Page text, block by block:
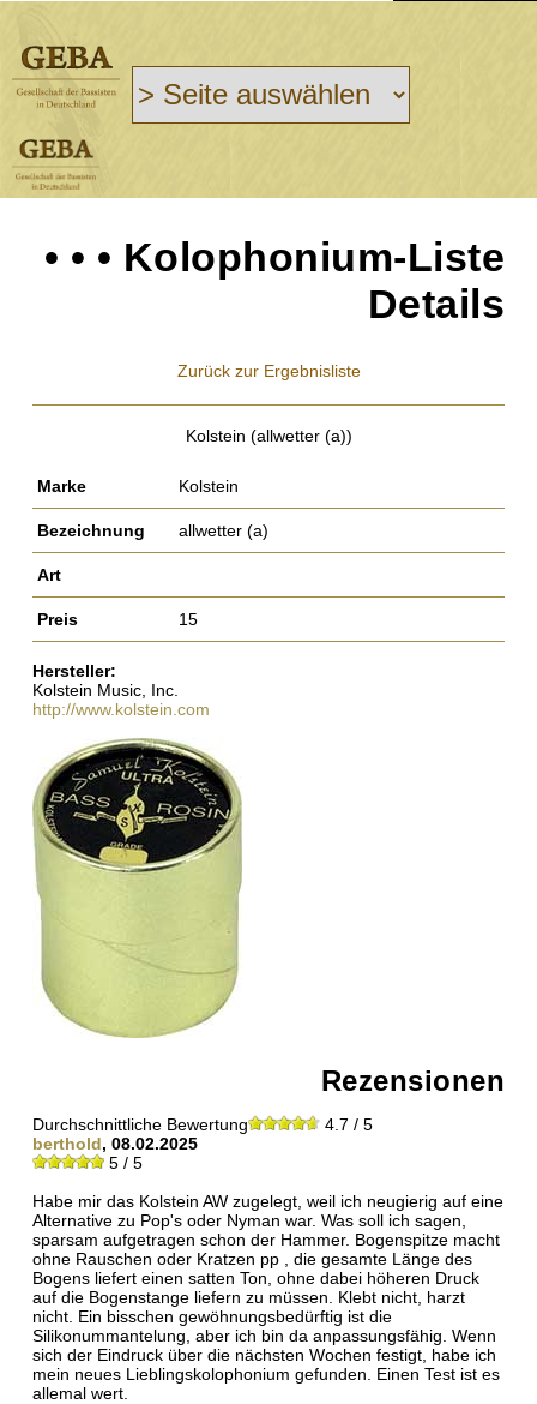
• • • Kolophonium-Liste
Details
Zurück zur Ergebnisliste
Kolstein (allwetter (a))
Marke Kolstein
Bezeichnung allwetter (a)
Art
Preis 15
Hersteller:
Kolstein Music, Inc.
http://www.kolstein.com
Rezensionen
Durchschnittliche Bewertung
4.7 / 5
berthold, 08.02.2025
5 / 5
Habe mir das Kolstein AW zugelegt, weil ich neugierig auf eine
Alternative zu Pop's oder Nyman war. Was soll ich sagen,
sparsam aufgetragen schon der Hammer. Bogenspitze macht
ohne Rauschen oder Kratzen pp , die gesamte Länge des
Bogens liefert einen satten Ton, ohne dabei höheren Druck
auf die Bogenstange liefern zu müssen. Klebt nicht, harzt
nicht. Ein bisschen gewöhnungsbedürftig ist die
Silikonummantelung, aber ich bin da anpassungsfähig. Wenn
sich der Eindruck über die nächsten Wochen festigt, habe ich
mein neues Lieblingskolophonium gefunden. Einen Test ist es
allemal wert.